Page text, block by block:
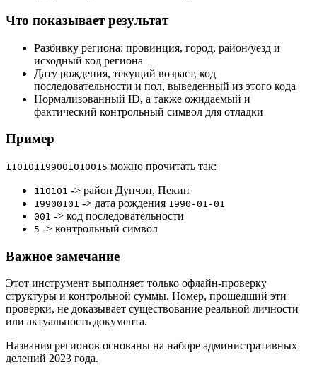
Что показывает результат
Разбивку региона: провинция, город, район/уезд и
исходный код региона
Дату рождения, текущий возраст, код
последовательности и пол, выведенный из этого кода
Нормализованный ID, а также ожидаемый и
фактический контрольный символ для отладки
Пример
110101199001010015 можно прочитать так:
110101 -> район Дунчэн, Пекин
19900101 -> дата рождения 1990-01-01
001 -> код последовательности
5 -> контрольный символ
Важное замечание
Этот инструмент выполняет только офлайн-проверку
структуры и контрольной суммы. Номер, прошедший эти
проверки, не доказывает существование реальной личности
или актуальность документа.
Названия регионов основаны на наборе административных
делений 2023 года.